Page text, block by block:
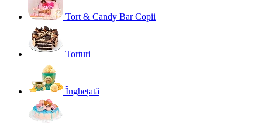
Tort & Candy Bar Copii
Torturi
Înghețată